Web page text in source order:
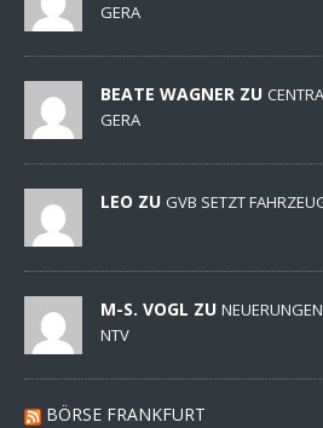
GERA
BEATE WAGNER ZU
GERA
LEO ZU GVB SETZT
M-S. VOGL ZU
NTV
BÖRSE FRANKFURT